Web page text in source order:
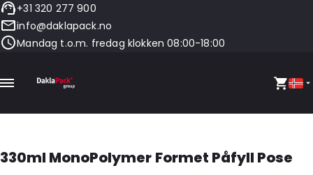
+31 320 277 900
info@daklapack.no
Mandag t.o.m. fredag klokken 08:00-18:00
330ml MonoPolymer Formet Påfyll Pose